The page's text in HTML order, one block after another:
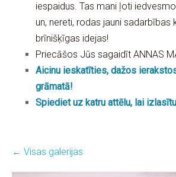
iespaidus. Tas mani ļoti
un, nereti, rodas jauni sadarbības
brīnišķīgas idejas!
Priecāšos Jūs sagaidīt ANNAS
Aicinu ieskatīties, dažos
grāmatā!
Spiediet uz katru attēlu, lai
Visas galerijas